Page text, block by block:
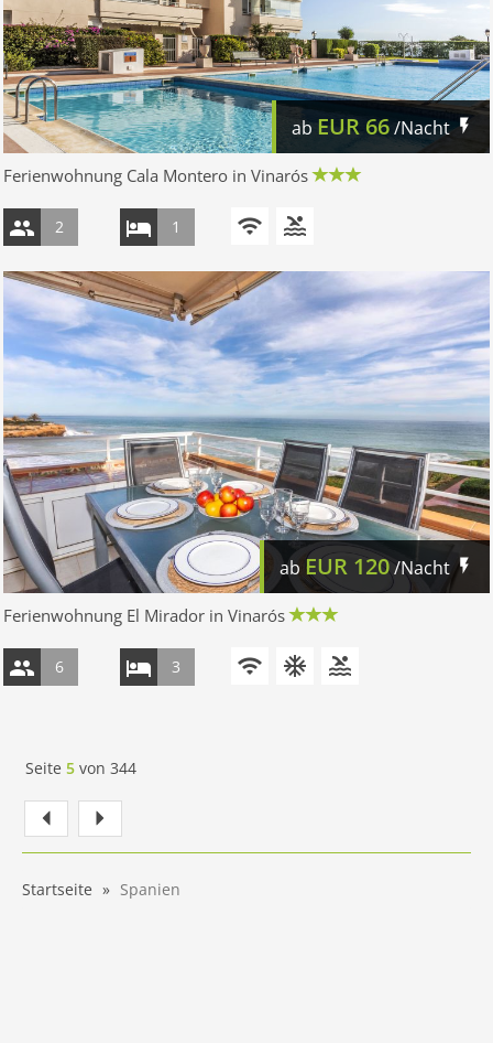
ab EUR 66/Nacht
Ferienwohnung Cala Montero in Vinarós
2 1
ab EUR 120/Nacht
Ferienwohnung El Mirador in Vinarós
6 3
Seite 5 von 344
Startseite Spanien